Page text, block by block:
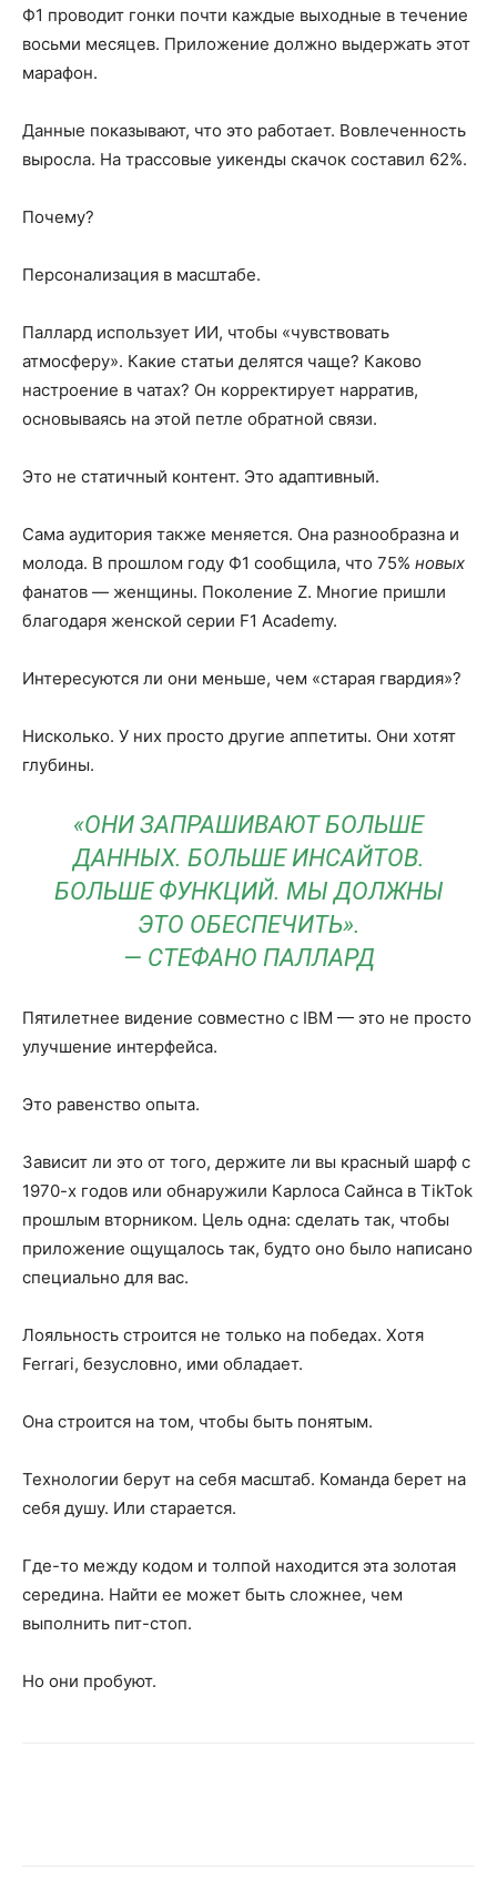
Ф1 проводит гонки почти каждые выходные в течение
восьми месяцев. Приложение должно выдержать этот
марафон.
Данные показывают, что это работает. Вовлеченность
выросла. На трассовые уикенды скачок составил 62%.
Почему?
Персонализация в масштабе.
Паллард использует ИИ, чтобы «чувствовать
атмосферу». Какие статьи делятся чаще? Каково
настроение в чатах? Он корректирует нарратив,
основываясь на этой петле обратной связи.
Это не статичный контент. Это адаптивный.
Сама аудитория также меняется. Она разнообразна и
молода. В прошлом году Ф1 сообщила, что 75% новых
фанатов — женщины. Поколение Z. Многие пришли
благодаря женской серии F1 Academy.
Интересуются ли они меньше, чем «старая гвардия»?
Нисколько. У них просто другие аппетиты. Они хотят
глубины.
«ОНИ ЗАПРАШИВАЮТ БОЛЬШЕ
ДАННЫХ. БОЛЬШЕ ИНСАЙТОВ.
БОЛЬШЕ ФУНКЦИЙ. МЫ ДОЛЖНЫ
ЭТО ОБЕСПЕЧИТЬ».
— СТЕФАНО ПАЛЛАРД
Пятилетнее видение совместно с IBM — это не просто
улучшение интерфейса.
Это равенство опыта.
Зависит ли это от того, держите ли вы красный шарф с
1970-х годов или обнаружили Карлоса Сайнса в TikTok
прошлым вторником. Цель одна: сделать так, чтобы
приложение ощущалось так, будто оно было написано
специально для вас.
Лояльность строится не только на победах. Хотя
Ferrari, безусловно, ими обладает.
Она строится на том, чтобы быть понятым.
Технологии берут на себя масштаб. Команда берет на
себя душу. Или старается.
Где-то между кодом и толпой находится эта золотая
середина. Найти ее может быть сложнее, чем
выполнить пит-стоп.
Но они пробуют.